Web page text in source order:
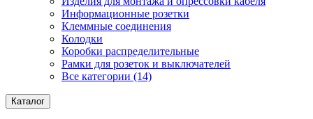
Информационные розетки
Клеммные соединения
Колодки
Коробки распределительные
Рамки для розеток и выключателей
Все категории (14)
Каталог